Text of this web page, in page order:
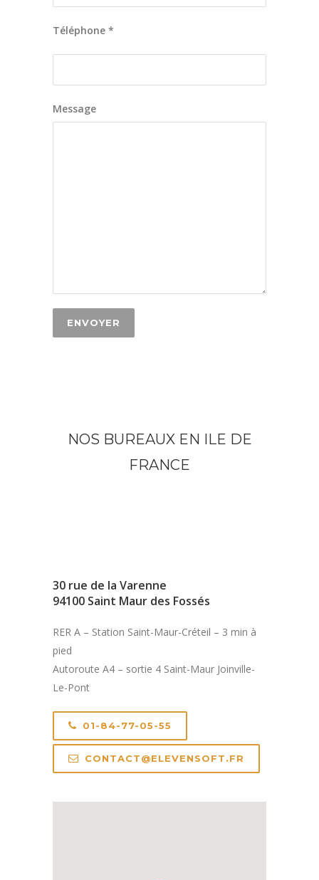
Téléphone *
Message
NOS BUREAUX EN ILE DE
FRANCE
30 rue de la Varenne
94100 Saint Maur des Fossés
RER A – Station Saint-Maur-Créteil – 3 min à
pied
Autoroute A4 – sortie 4 Saint-Maur Joinville-
Le-Pont
01-84-77-05-55
CONTACT@ELEVENSOFT.FR